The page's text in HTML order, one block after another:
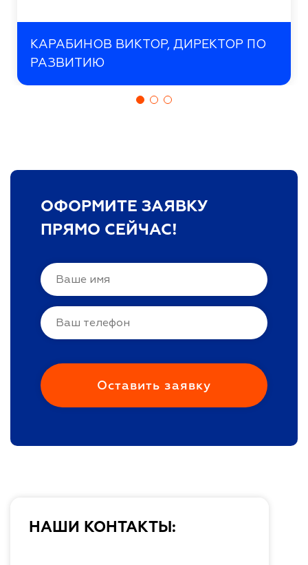
КАРАБИНОВ ВИКТОР, ДИРЕКТОР ПО
РАЗВИТИЮ
ОФОРМИТЕ ЗАЯВКУ
ПРЯМО СЕЙЧАС!
НАШИ КОНТАКТЫ: